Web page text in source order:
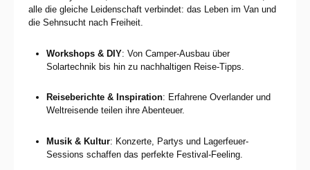
alle die gleiche Leidenschaft verbindet: das Leben im Van und
die Sehnsucht nach Freiheit.
Workshops & DIY: Von Camper-Ausbau über
Solartechnik bis hin zu nachhaltigen Reise-Tipps.
Reiseberichte & Inspiration: Erfahrene Overlander und
Weltreisende teilen ihre Abenteuer.
Musik & Kultur: Konzerte, Partys und Lagerfeuer-
Sessions schaffen das perfekte Festival-Feeling.